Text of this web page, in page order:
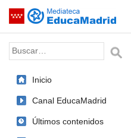
Saltar navegación
Palabra o frase:
Inicio
Canal EducaMadrid
Últimos contenidos